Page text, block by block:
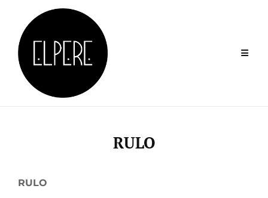
content
RULO
RULO